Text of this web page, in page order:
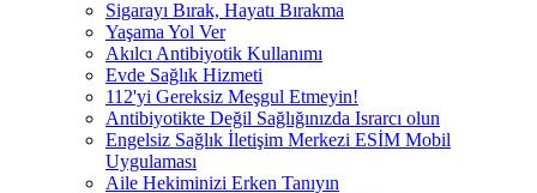
Sigarayı Bırak, Hayatı Bırakma
Yaşama Yol Ver
Akılcı Antibiyotik Kullanımı
Evde Sağlık Hizmeti
112'yi Gereksiz Meşgul Etmeyin!
Antibiyotikte Değil Sağlığınızda Israrcı olun
Engelsiz Sağlık İletişim Merkezi ESİM Mobil
Uygulaması
Aile Hekiminizi Erken Tanıyın